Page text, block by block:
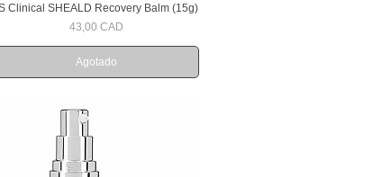
Vista rápida
Clinical SHEALD Recovery Balm (15g)
Precio
43,00 CAD
Agotado